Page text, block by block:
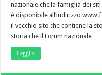
nazionale che la famiglia dei
è disponibile all’indirizzo
il vecchio sito che contiene la
storia che il Forum nazionale …
Leggi »